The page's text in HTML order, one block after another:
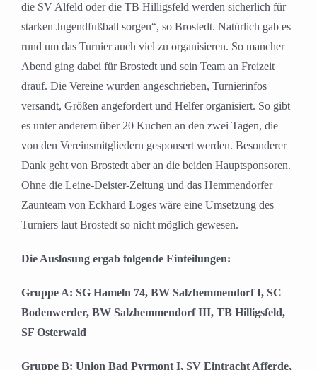
die SV Alfeld oder die TB Hilligsfeld werden sicherlich für
starken Jugendfußball sorgen“, so Brostedt. Natürlich gab es
rund um das Turnier auch viel zu organisieren. So mancher
Abend ging dabei für Brostedt und sein Team an Freizeit
drauf. Die Vereine wurden angeschrieben, Turnierinfos
versandt, Größen angefordert und Helfer organisiert. So gibt
es unter anderem über 20 Kuchen an den zwei Tagen, die
von den Vereinsmitgliedern gesponsert werden. Besonderer
Dank geht von Brostedt aber an die beiden Hauptsponsoren.
Ohne die Leine-Deister-Zeitung und das Hemmendorfer
Zaunteam von Eckhard Loges wäre eine Umsetzung des
Turniers laut Brostedt so nicht möglich gewesen.
Die Auslosung ergab folgende Einteilungen:
Gruppe A: SG Hameln 74, BW Salzhemmendorf I, SC
Bodenwerder, BW Salzhemmendorf III, TB Hilligsfeld,
SF Osterwald
Gruppe B: Union Bad Pyrmont I, SV Eintracht Afferde,